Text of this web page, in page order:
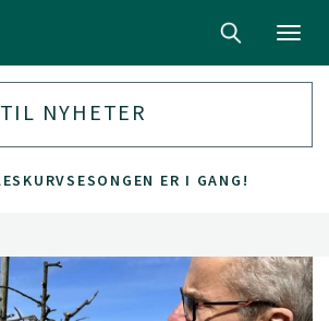
NYHETER
ER I GANG!